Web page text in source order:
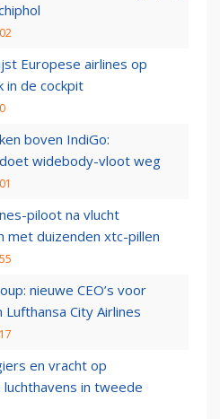
Europese airlines op
in de cockpit
boven IndiGo:
widebody-vloot weg
piloot na vlucht
met duizenden xtc-pillen
nieuwe CEO’s voor
Lufthansa City Airlines
en vracht op
in tweede